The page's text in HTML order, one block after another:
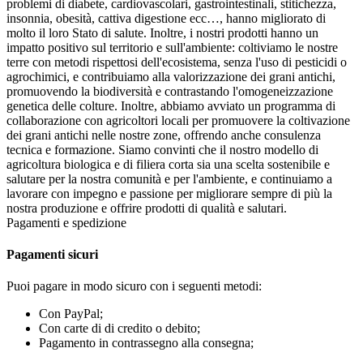
problemi di diabete, cardiovascolari, gastrointestinali, stitichezza,
insonnia, obesità, cattiva digestione ecc…, hanno migliorato di
molto il loro Stato di salute. Inoltre, i nostri prodotti hanno un
impatto positivo sul territorio e sull'ambiente: coltiviamo le nostre
terre con metodi rispettosi dell'ecosistema, senza l'uso di pesticidi o
agrochimici, e contribuiamo alla valorizzazione dei grani antichi,
promuovendo la biodiversità e contrastando l'omogeneizzazione
genetica delle colture. Inoltre, abbiamo avviato un programma di
collaborazione con agricoltori locali per promuovere la coltivazione
dei grani antichi nelle nostre zone, offrendo anche consulenza
tecnica e formazione. Siamo convinti che il nostro modello di
agricoltura biologica e di filiera corta sia una scelta sostenibile e
salutare per la nostra comunità e per l'ambiente, e continuiamo a
lavorare con impegno e passione per migliorare sempre di più la
nostra produzione e offrire prodotti di qualità e salutari.
Pagamenti e spedizione
Pagamenti sicuri
Puoi pagare in modo sicuro con i seguenti metodi:
Con PayPal;
Con carte di di credito o debito;
Pagamento in contrassegno alla consegna;